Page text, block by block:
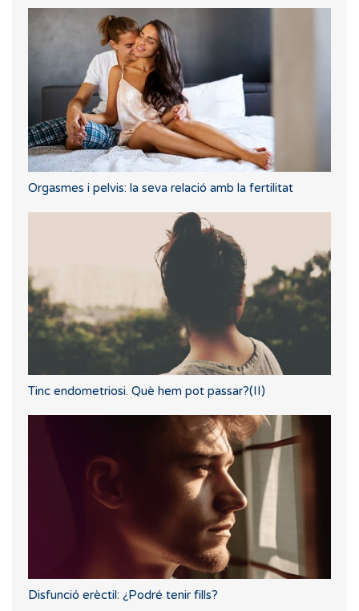
Orgasmes i pelvis: la seva relació amb la fertilitat
Tinc endometriosi. Què hem pot passar?(II)
Disfunció erèctil: ¿Podré tenir fills?